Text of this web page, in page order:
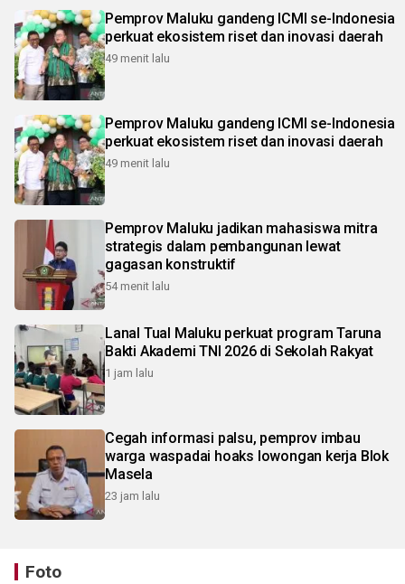
Pemprov Maluku gandeng ICMI se-Indonesia
perkuat ekosistem riset dan inovasi daerah
49 menit lalu
Pemprov Maluku gandeng ICMI se-Indonesia
perkuat ekosistem riset dan inovasi daerah
49 menit lalu
Pemprov Maluku jadikan mahasiswa mitra
strategis dalam pembangunan lewat
gagasan konstruktif
54 menit lalu
Lanal Tual Maluku perkuat program Taruna
Bakti Akademi TNI 2026 di Sekolah Rakyat
1 jam lalu
Cegah informasi palsu, pemprov imbau
warga waspadai hoaks lowongan kerja Blok
Masela
23 jam lalu
Foto